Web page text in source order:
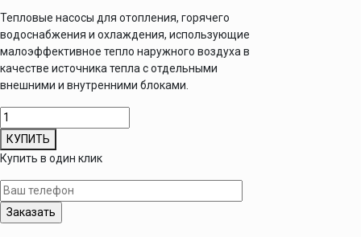
Тепловые насосы для отопления, горячего
водоснабжения и охлаждения, использующие
малоэффективное тепло наружного воздуха в
качестве источника тепла с отдельными
внешними и внутренними блоками.
Количество
товара
VWL
127/5
IS
Внутренний
тепловой
КУПИТЬ
Купить в один клик